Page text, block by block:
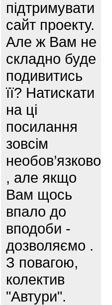
підтримувати
сайт проекту.
Але ж Вам не
складно буде
подивитись
її? Натискати
на ці
посилання
зовсім
необов’язково
, але якщо
Вам щось
впало до
вподоби -
дозволяємо .
З повагою,
колектив
"Автури".